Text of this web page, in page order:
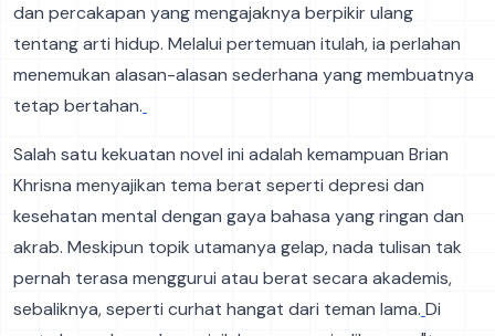
dan percakapan yang mengajaknya berpikir ulang
tentang arti hidup. Melalui pertemuan itulah, ia perlahan
menemukan alasan-alasan sederhana yang membuatnya
tetap bertahan.
Salah satu kekuatan novel ini adalah kemampuan Brian
Khrisna menyajikan tema berat seperti depresi dan
kesehatan mental dengan gaya bahasa yang ringan dan
akrab. Meskipun topik utamanya gelap, nada tulisan tak
pernah terasa menggurui atau berat secara akademis,
sebaliknya, seperti curhat hangat dari teman lama. Di